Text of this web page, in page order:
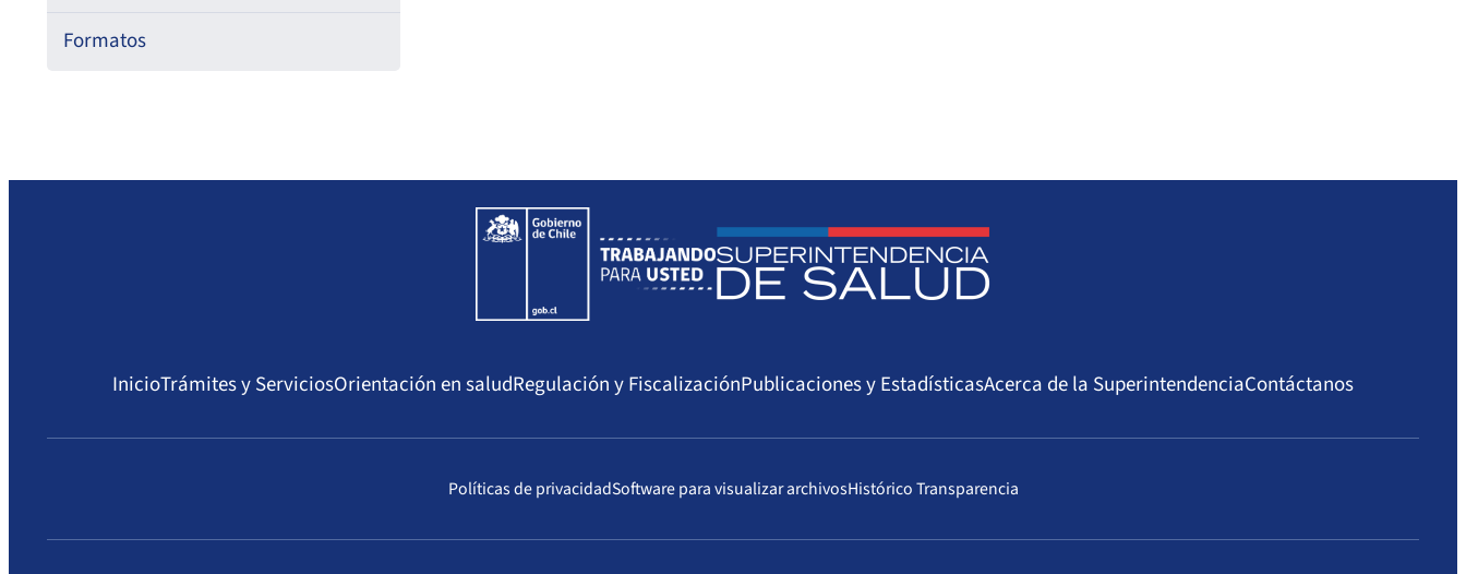
Formatos
InicioTrámites y ServiciosOrientación en saludRegulación y FiscalizaciónPublicaciones y EstadísticasAcerca de la SuperintendenciaContáctanos
Políticas de privacidadSoftware para visualizar archivosHistórico Transparencia